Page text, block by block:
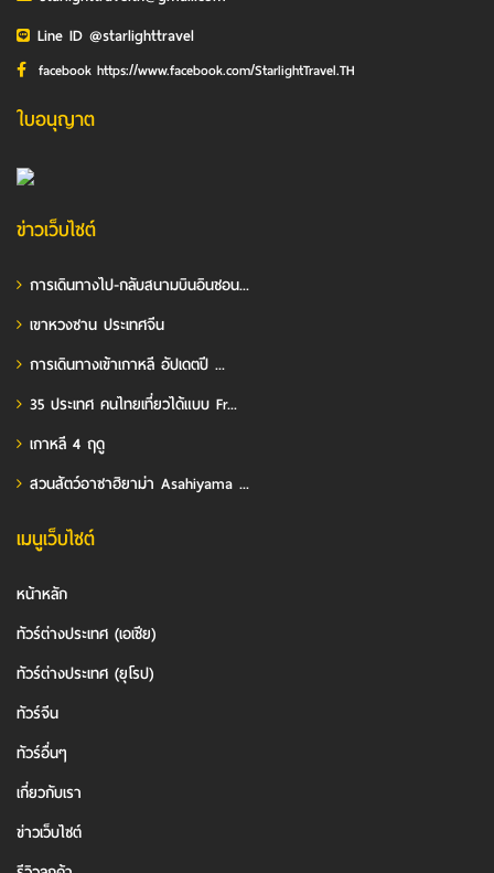
Line ID @starlighttravel
facebook https://www.facebook.com/StarlightTravel.TH
ใบอนุญาต
ข่าวเว็บไซต์
การเดินทางไป-กลับสนามบินอินชอน...
เขาหวงซาน ประเทศจีน
การเดินทางเข้าเกาหลี อัปเดตปี ...
35 ประเทศ คนไทยเที่ยวได้แบบ Fr...
เกาหลี 4 ฤดู
สวนสัตว์อาซาฮิยาม่า Asahiyama ...
เมนูเว็บไซต์
หน้าหลัก
ทัวร์ต่างประเทศ (เอเชีย)
ทัวร์ต่างประเทศ (ยุโรป)
ทัวร์จีน
ทัวร์อื่นๆ
เกี่ยวกับเรา
ข่าวเว็บไซต์